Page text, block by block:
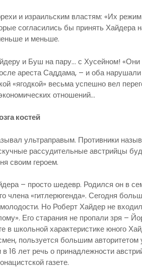
и израильским властям: «Их
согласились бы принять Хайдера
и меньше.
и Буш на пару… с Хусейном! «Они
ареста Саддама, – и оба
«ягодкой» весьма успешно вел
отношений…
костей
ультраправым. Противники
рассудительные австрийцы
своим героем.
– просто шедевр. Родился он в
члена «гитлерюгенда». Сегодня
Но Роберт Хайдер не
Его старания не пропали зря –
в школьной характеристике юного
пользуется большим
16 лет речь о принадлежности
газете.